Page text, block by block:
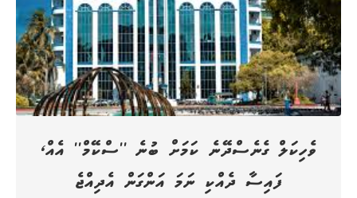
ވެހިކަލް ގެނެސްދޭނެ ކަމަށް ބުނެ ''ސްކޭމް'' އެއް،
ފައިސާ ދެއްކި ނަމަ އަންގަން އެދިއްޖެ